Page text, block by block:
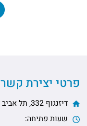
פרטי יצירת קשר
דיזנגוף 332, תל אביב
שעות פתיחה: